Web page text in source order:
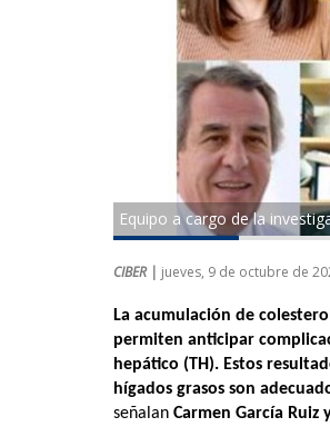
Equipo a cargo de la
CIBER | jueves, 9 de octubre de
La acumulación de
permiten anticipar
hepático (TH). Estos
hígados grasos son
señalan Carmen García Ruiz